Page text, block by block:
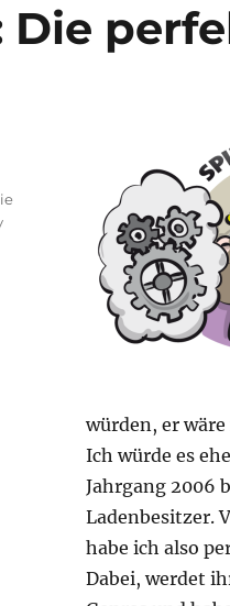
Die
würden, er
Ich würde es
Jahrgang 2006
Ladenbesitzer.
habe ich also
Dabei, werdet